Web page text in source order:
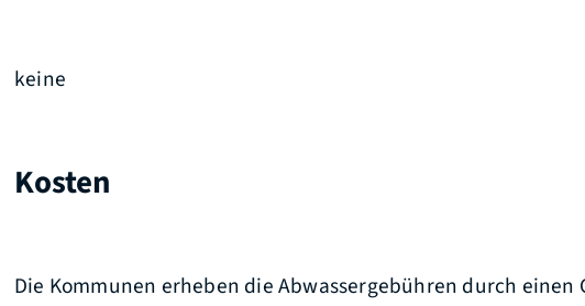
keine
Kosten
Die Kommunen erheben die Abwassergebühren durch